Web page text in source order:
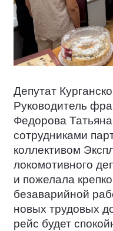
Депутат
Руководитель
Федорова
сотрудниками
коллективом
локомотивного
и пожелала
безаварийной
новых трудовых
рейс будет